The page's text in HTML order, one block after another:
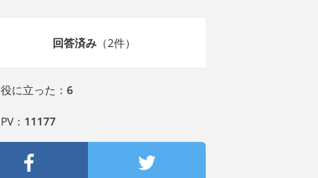
回答済み（2件）
役に立った： 6
PV： 11177